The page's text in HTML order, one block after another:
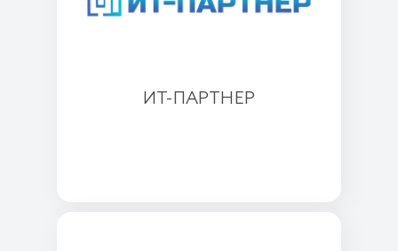
ИТ-ПАРТНЕР